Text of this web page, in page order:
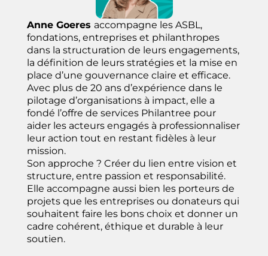
Anne Goeres accompagne les ASBL,
fondations, entreprises et philanthropes
dans la structuration de leurs engagements,
la définition de leurs stratégies et la mise en
place d’une gouvernance claire et efficace.
Avec plus de 20 ans d’expérience dans le
pilotage d’organisations à impact, elle a
fondé l’offre de services Philantree pour
aider les acteurs engagés à professionnaliser
leur action tout en restant fidèles à leur
mission.
Son approche ? Créer du lien entre vision et
structure, entre passion et responsabilité.
Elle accompagne aussi bien les porteurs de
projets que les entreprises ou donateurs qui
souhaitent faire les bons choix et donner un
cadre cohérent, éthique et durable à leur
soutien.